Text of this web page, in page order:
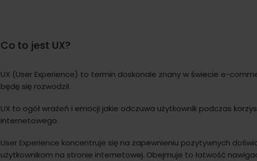
Co to jest UX?
UX (User Experience) to termin doskonale znany w świecie e-
będę się rozwodził.
UX to ogół wrażeń i emocji jakie odczuwa użytkownik podczas
internetowego.
User Experience koncentruje się na zapewnieniu pozytywnych
użytkownikom na stronie internetowej. Obejmuje to łatwość